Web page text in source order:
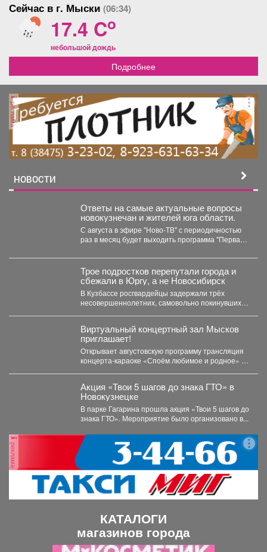
Сейчас в г. Мыски (06:34)
17.4 Co
небольшой дождь
Подробнее
реклама
НОВОСТИ
Ответы на самые актуальные вопросы
новокузнечан и жителей юга области.
С августа в эфире "Ново-ТВ" с периодичностью
раз в месяц будет выходить программа "Первая
Трое подростков перепутали города и
сбежали в Юргу, а не Новосибирск
В Кузбассе росгвардейцы задержали трёх
несовершеннолетних, самовольно покинувших
Виртуальный концертный зал Мысков
приглашает!
Открывает августовскую программу трансляция
концерта-караоке «Споём любимое и родное» -
Акция «Твои 5 шагов до знака ГТО» в
Новокузнецке
В парке Гагарина прошла акция «Твои 5 шагов до
знака ГТО». Мероприятие было организовано в...
реклама
КАТАЛОГИ
магазинов города